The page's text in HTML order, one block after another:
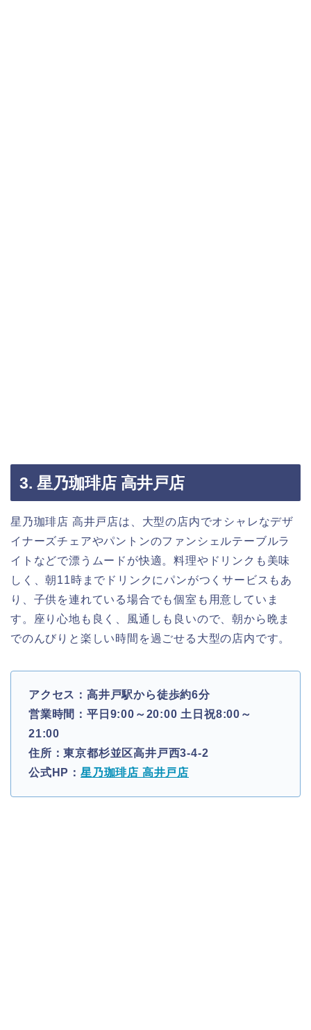
3. 星乃珈琲店 高井戸店
星乃珈琲店 高井戸店は、大型の店内でオシャレなデザ
イナーズチェアやパントンのファンシェルテーブルラ
イトなどで漂うムードが快適。料理やドリンクも美味
しく、朝11時までドリンクにパンがつくサービスもあ
り、子供を連れている場合でも個室も用意していま
す。座り心地も良く、風通しも良いので、朝から晩ま
でのんびりと楽しい時間を過ごせる大型の店内です。
アクセス：高井戸駅から徒歩約6分
営業時間：平日9:00～20:00 土日祝8:00～
21:00
住所：東京都杉並区高井戸西3-4-2
公式HP： 星乃珈琲店 高井戸店